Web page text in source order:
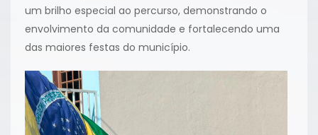
um brilho especial ao percurso, demonstrando o
envolvimento da comunidade e fortalecendo uma
das maiores festas do município.